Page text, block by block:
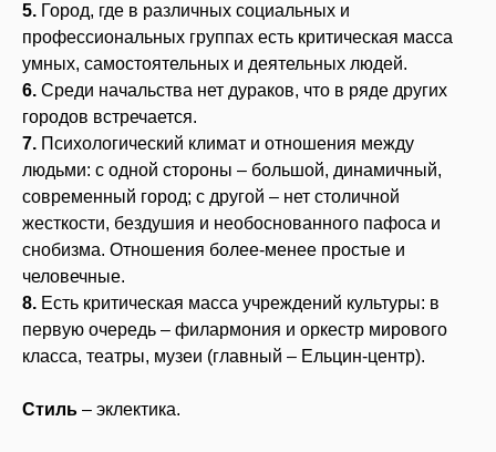
5. Город, где в различных социальных и
профессиональных группах есть критическая масса
умных, самостоятельных и деятельных людей.
6. Среди начальства нет дураков, что в ряде других
городов встречается.
7. Психологический климат и отношения между
людьми: с одной стороны – большой, динамичный,
современный город; с другой – нет столичной
жесткости, бездушия и необоснованного пафоса и
снобизма. Отношения более-менее простые и
человечные.
8. Есть критическая масса учреждений культуры: в
первую очередь – филармония и оркестр мирового
класса, театры, музеи (главный – Ельцин-центр).
Стиль – эклектика.